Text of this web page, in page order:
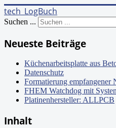
tech_LogBuch
Suchen ...
Neueste Beiträge
Küchenarbeitsplatte aus
Datenschutz
Formatierung empfangener
FHEM Watchdog mit
Platinenhersteller: ALLPCB
Inhalt